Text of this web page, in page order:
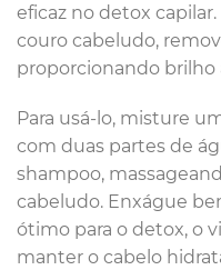
eficaz no detox
couro cabeludo,
proporcionando brilho
Para usá-lo, misture
com duas partes de
shampoo,
cabeludo. Enxágue
ótimo para o detox, o
manter o cabelo